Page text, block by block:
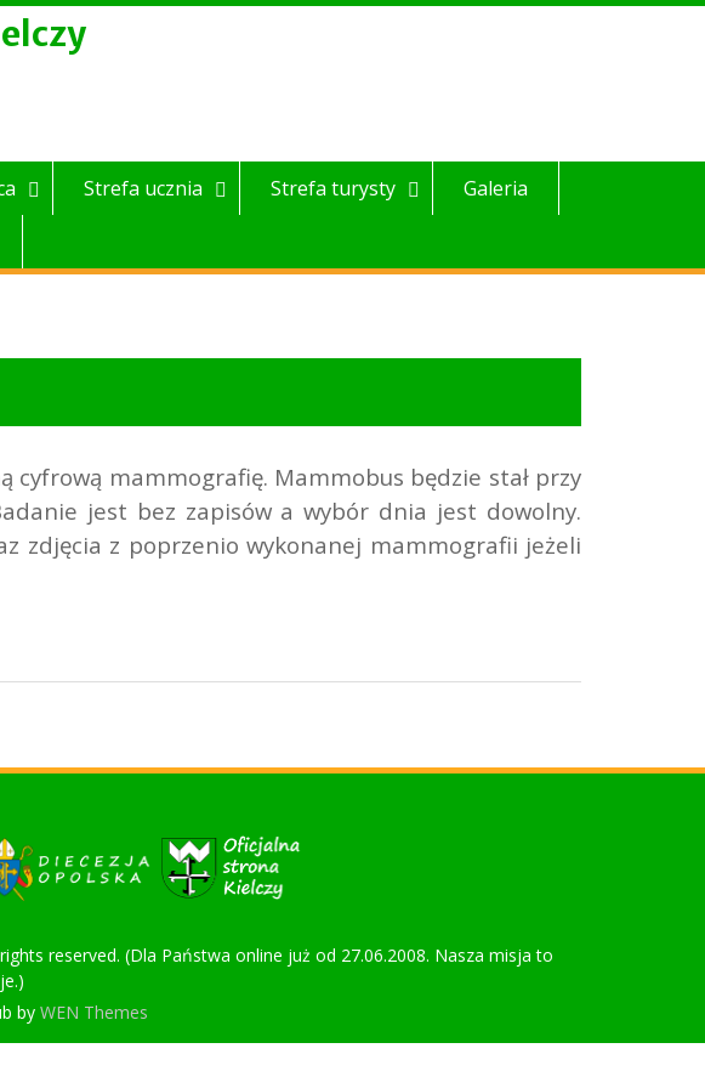
Strefa ucznia Strefa turysty
Galeria
mammografię. Mammobus będzie stał przy
jest bez zapisów a wybór dnia jest dowolny.
zdjęcia z poprzenio wykonanej mammografii jeżeli
reserved. (Dla Państwa online już od 27.06.2008. Nasza misja to
by WEN Themes